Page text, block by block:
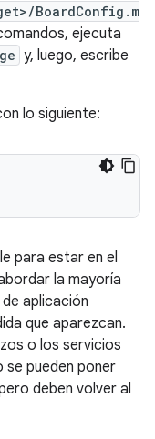
BoardConfig.m
ejecuta
y, luego, escribe
lo siguiente:
para estar en el
la mayoría
aplicación
que aparezcan.
o los servicios
se pueden poner
deben volver al